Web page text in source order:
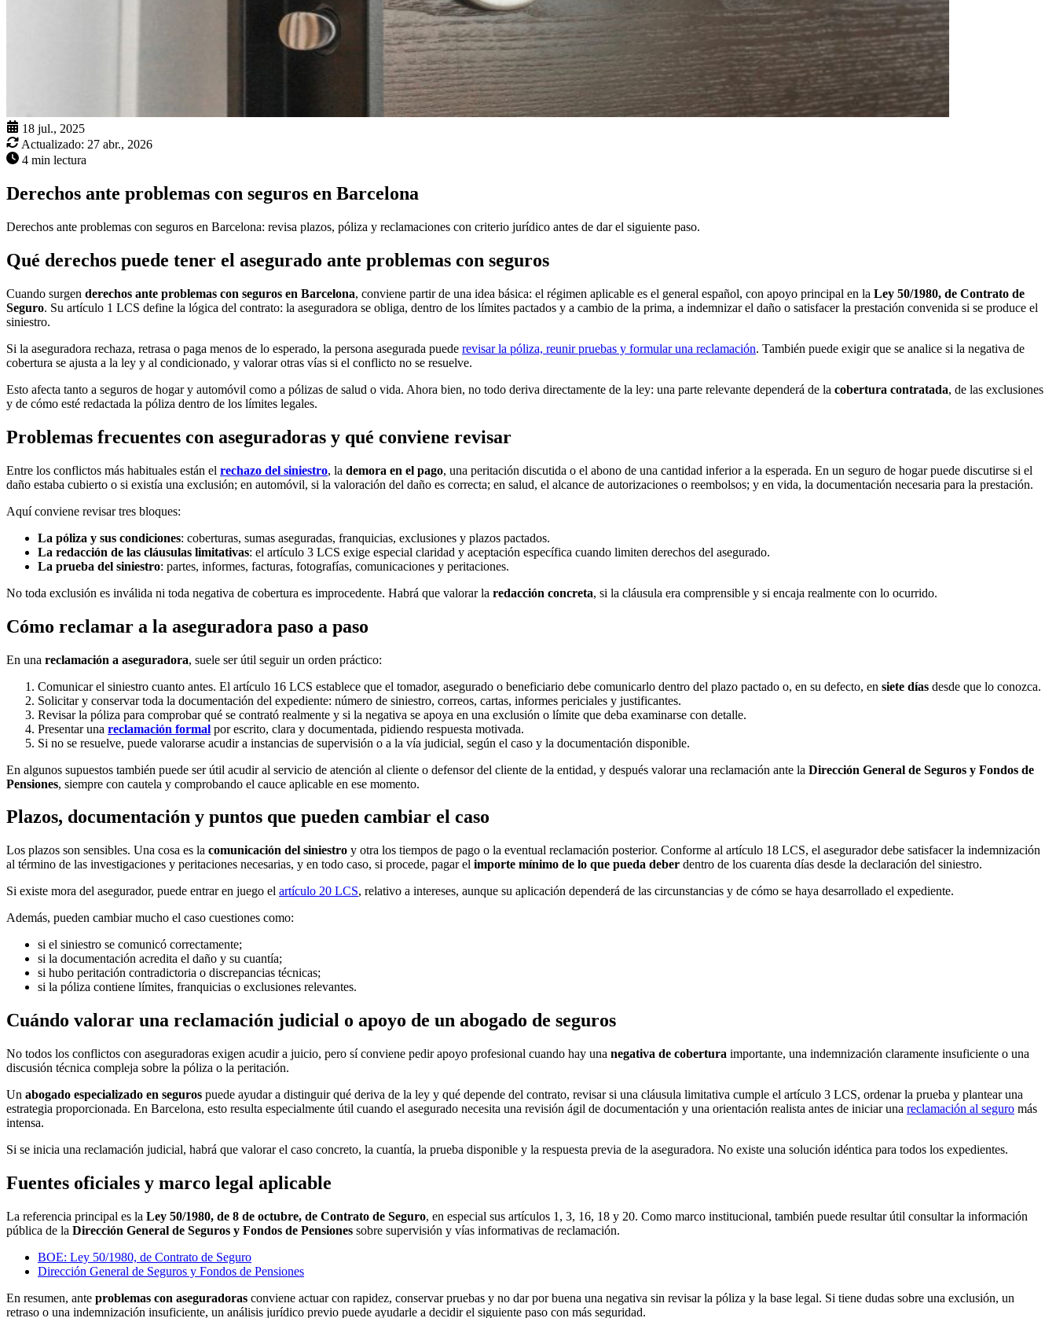
18 jul., 2025
Actualizado: 27 abr., 2026
4 min lectura
Derechos ante problemas con seguros en Barcelona
Derechos ante problemas con seguros en Barcelona: revisa plazos, póliza y reclamaciones con criterio jurídico antes de dar el siguiente paso.
Qué derechos puede tener el asegurado ante problemas con seguros
Cuando surgen derechos ante problemas con seguros en Barcelona, conviene partir de una idea básica: el régimen aplicable es el general español, con apoyo principal en la Ley 50/1980, de Contrato de
Seguro. Su artículo 1 LCS define la lógica del contrato: la aseguradora se obliga, dentro de los límites pactados y a cambio de la prima, a indemnizar el daño o satisfacer la prestación convenida si se produce el
siniestro.
Si la aseguradora rechaza, retrasa o paga menos de lo esperado, la persona asegurada puede revisar la póliza, reunir pruebas y formular una reclamación. También puede exigir que se analice si la negativa de
cobertura se ajusta a la ley y al condicionado, y valorar otras vías si el conflicto no se resuelve.
Esto afecta tanto a seguros de hogar y automóvil como a pólizas de salud o vida. Ahora bien, no todo deriva directamente de la ley: una parte relevante dependerá de la cobertura contratada, de las exclusiones
y de cómo esté redactada la póliza dentro de los límites legales.
Problemas frecuentes con aseguradoras y qué conviene revisar
Entre los conflictos más habituales están el rechazo del siniestro, la demora en el pago, una peritación discutida o el abono de una cantidad inferior a la esperada. En un seguro de hogar puede discutirse si el
daño estaba cubierto o si existía una exclusión; en automóvil, si la valoración del daño es correcta; en salud, el alcance de autorizaciones o reembolsos; y en vida, la documentación necesaria para la prestación.
Aquí conviene revisar tres bloques:
La póliza y sus condiciones: coberturas, sumas aseguradas, franquicias, exclusiones y plazos pactados.
La redacción de las cláusulas limitativas: el artículo 3 LCS exige especial claridad y aceptación específica cuando limiten derechos del asegurado.
La prueba del siniestro: partes, informes, facturas, fotografías, comunicaciones y peritaciones.
No toda exclusión es inválida ni toda negativa de cobertura es improcedente. Habrá que valorar la redacción concreta, si la cláusula era comprensible y si encaja realmente con lo ocurrido.
Cómo reclamar a la aseguradora paso a paso
En una reclamación a aseguradora, suele ser útil seguir un orden práctico:
Comunicar el siniestro cuanto antes. El artículo 16 LCS establece que el tomador, asegurado o beneficiario debe comunicarlo dentro del plazo pactado o, en su defecto, en siete días desde que lo conozca.
Solicitar y conservar toda la documentación del expediente: número de siniestro, correos, cartas, informes periciales y justificantes.
Revisar la póliza para comprobar qué se contrató realmente y si la negativa se apoya en una exclusión o límite que deba examinarse con detalle.
Presentar una reclamación formal por escrito, clara y documentada, pidiendo respuesta motivada.
Si no se resuelve, puede valorarse acudir a instancias de supervisión o a la vía judicial, según el caso y la documentación disponible.
En algunos supuestos también puede ser útil acudir al servicio de atención al cliente o defensor del cliente de la entidad, y después valorar una reclamación ante la Dirección General de Seguros y Fondos de
Pensiones, siempre con cautela y comprobando el cauce aplicable en ese momento.
Plazos, documentación y puntos que pueden cambiar el caso
Los plazos son sensibles. Una cosa es la comunicación del siniestro y otra los tiempos de pago o la eventual reclamación posterior. Conforme al artículo 18 LCS, el asegurador debe satisfacer la indemnización
al término de las investigaciones y peritaciones necesarias, y en todo caso, si procede, pagar el importe mínimo de lo que pueda deber dentro de los cuarenta días desde la declaración del siniestro.
Si existe mora del asegurador, puede entrar en juego el artículo 20 LCS, relativo a intereses, aunque su aplicación dependerá de las circunstancias y de cómo se haya desarrollado el expediente.
Además, pueden cambiar mucho el caso cuestiones como:
si el siniestro se comunicó correctamente;
si la documentación acredita el daño y su cuantía;
si hubo peritación contradictoria o discrepancias técnicas;
si la póliza contiene límites, franquicias o exclusiones relevantes.
Cuándo valorar una reclamación judicial o apoyo de un abogado de seguros
No todos los conflictos con aseguradoras exigen acudir a juicio, pero sí conviene pedir apoyo profesional cuando hay una negativa de cobertura importante, una indemnización claramente insuficiente o una
discusión técnica compleja sobre la póliza o la peritación.
Un abogado especializado en seguros puede ayudar a distinguir qué deriva de la ley y qué depende del contrato, revisar si una cláusula limitativa cumple el artículo 3 LCS, ordenar la prueba y plantear una
estrategia proporcionada. En Barcelona, esto resulta especialmente útil cuando el asegurado necesita una revisión ágil de documentación y una orientación realista antes de iniciar una reclamación al seguro más
intensa.
Si se inicia una reclamación judicial, habrá que valorar el caso concreto, la cuantía, la prueba disponible y la respuesta previa de la aseguradora. No existe una solución idéntica para todos los expedientes.
Fuentes oficiales y marco legal aplicable
La referencia principal es la Ley 50/1980, de 8 de octubre, de Contrato de Seguro, en especial sus artículos 1, 3, 16, 18 y 20. Como marco institucional, también puede resultar útil consultar la información
pública de la Dirección General de Seguros y Fondos de Pensiones sobre supervisión y vías informativas de reclamación.
BOE: Ley 50/1980, de Contrato de Seguro
Dirección General de Seguros y Fondos de Pensiones
En resumen, ante problemas con aseguradoras conviene actuar con rapidez, conservar pruebas y no dar por buena una negativa sin revisar la póliza y la base legal. Si tiene dudas sobre una exclusión, un
retraso o una indemnización insuficiente, un análisis jurídico previo puede ayudarle a decidir el siguiente paso con más seguridad.